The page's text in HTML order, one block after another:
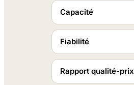
Capacité
Fiabilité
Rapport qualité-prix